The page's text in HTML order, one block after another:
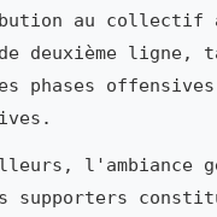
au collectif
deuxième ligne,
phases offensives
l'ambiance
supporters